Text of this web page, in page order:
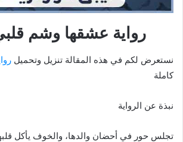
رواية عشقها وشم
نستعرض لكم في هذه المقالة تنزيل وتحميل
كاملة
نبذة عن الرواية
تجلس حور في أحضان والدها، والخوف يأكل